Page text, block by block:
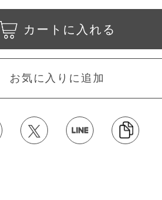
カートに入れる
お気に入りに追加